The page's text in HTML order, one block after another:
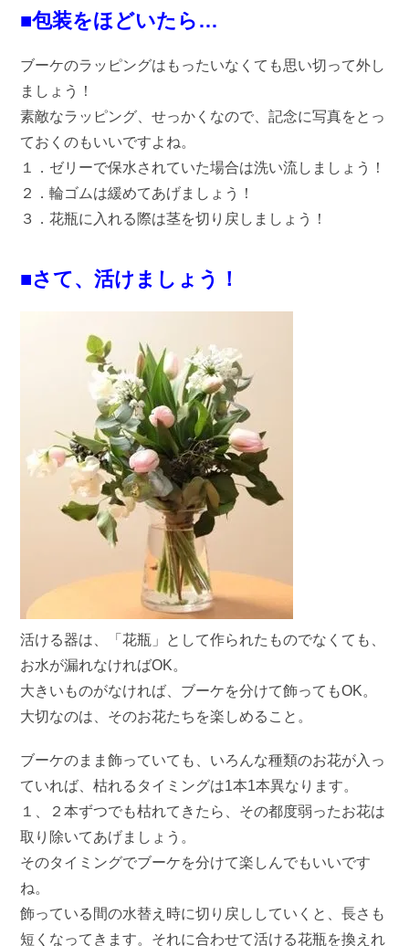
■包装をほどいたら…
ブーケのラッピングはもったいなくても思い切って外し
ましょう！
素敵なラッピング、せっかくなので、記念に写真をとっ
ておくのもいいですよね。
１．ゼリーで保水されていた場合は洗い流しましょう！
２．輪ゴムは緩めてあげましょう！
３．花瓶に入れる際は茎を切り戻しましょう！
■さて、活けましょう！
活ける器は、「花瓶」として作られたものでなくても、
お水が漏れなければOK。
大きいものがなければ、ブーケを分けて飾ってもOK。
大切なのは、そのお花たちを楽しめること。
ブーケのまま飾っていても、いろんな種類のお花が入っ
ていれば、枯れるタイミングは1本1本異なります。
１、２本ずつでも枯れてきたら、その都度弱ったお花は
取り除いてあげましょう。
そのタイミングでブーケを分けて楽しんでもいいです
ね。
飾っている間の水替え時に切り戻ししていくと、長さも
短くなってきます。それに合わせて活ける花瓶を換えれ